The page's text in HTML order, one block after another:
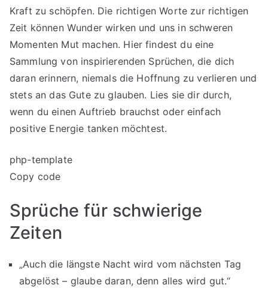
Kraft zu schöpfen. Die richtigen Worte zur richtigen
Zeit können Wunder wirken und uns in schweren
Momenten Mut machen. Hier findest du eine
Sammlung von inspirierenden Sprüchen, die dich
daran erinnern, niemals die Hoffnung zu verlieren und
stets an das Gute zu glauben. Lies sie dir durch,
wenn du einen Auftrieb brauchst oder einfach
positive Energie tanken möchtest.
php-template
Copy code
Sprüche für schwierige
Zeiten
„Auch die längste Nacht wird vom nächsten Tag
abgelöst – glaube daran, denn alles wird gut.“